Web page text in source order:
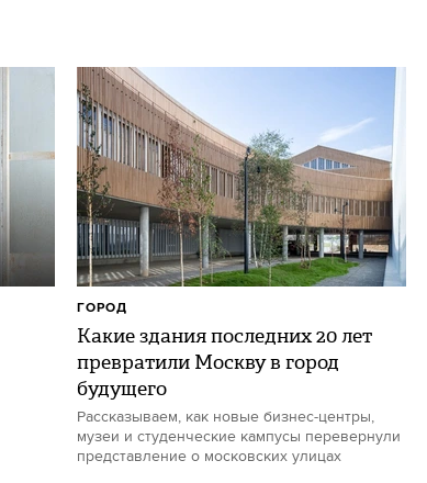
Какие здания последних 20 лет
превратили Москву в город
будущего
Рассказываем, как новые бизнес-центры,
музеи и студенческие кампусы перевернули
представление о московских улицах
ГОРОД